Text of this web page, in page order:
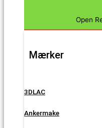
Open
Mærker
3DLAC
Ankermake